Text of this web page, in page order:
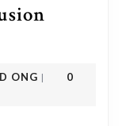
ONG |
0